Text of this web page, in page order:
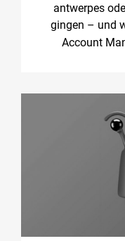
antwerpes
gingen – und
Account